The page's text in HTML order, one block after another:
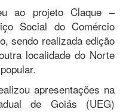
ao projeto Claque –
Social do Comércio
sendo realizada edição
localidade do Norte
apresentações na
de Goiás (UEG)